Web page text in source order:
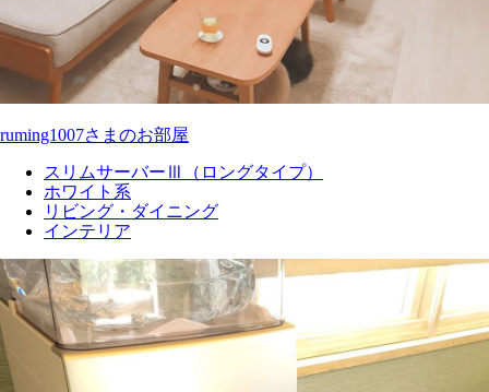
ruming1007さまのお部屋
スリムサーバーⅢ（ロングタイプ）
ホワイト系
リビング・ダイニング
インテリア